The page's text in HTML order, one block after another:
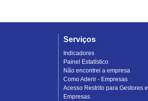
Serviços
Indicadores
Painel Estatístico
Não encontrei a empresa
Como Aderir - Empresas
Acesso Restrito para Gestores e
Empresas